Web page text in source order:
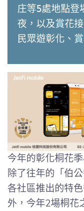
庄等5處地點登
夜，以及賞花
民眾遊彰化、
今年的彰化桐花
除了往年的「伯
各社區推出的特
外，今年2場桐花